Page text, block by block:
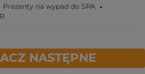
Prezenty na wypad do SPA
NASTĘPNE